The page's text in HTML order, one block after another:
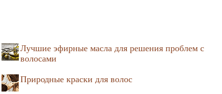
Лучшие эфирные масла для решения проблем с
волосами
Природные краски для волос